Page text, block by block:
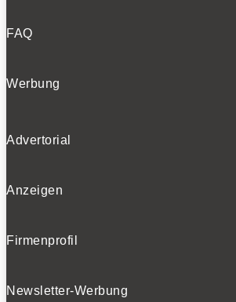
FAQ
Werbung
Advertorial
Anzeigen
Firmenprofil
Newsletter-Werbung